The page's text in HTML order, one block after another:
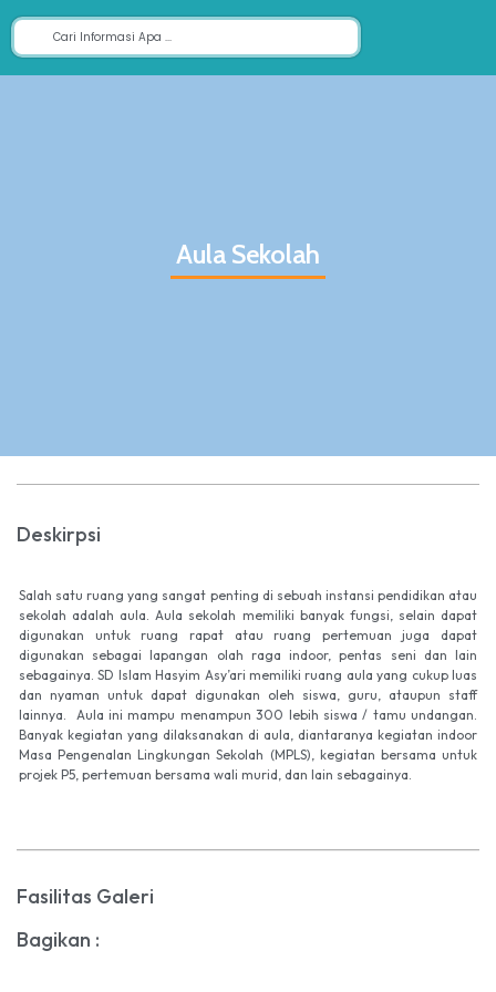
Aula Sekolah
Deskirpsi
Salah satu ruang yang sangat penting di sebuah instansi pendidikan atau
sekolah adalah aula. Aula sekolah memiliki banyak fungsi, selain dapat
digunakan untuk ruang rapat atau ruang pertemuan juga dapat
digunakan sebagai lapangan olah raga indoor, pentas seni dan lain
sebagainya. SD Islam Hasyim Asy’ari memiliki ruang aula yang cukup luas
dan nyaman untuk dapat digunakan oleh siswa, guru, ataupun staff
lainnya. Aula ini mampu menampun 300 lebih siswa / tamu undangan.
Banyak kegiatan yang dilaksanakan di aula, diantaranya kegiatan indoor
Masa Pengenalan Lingkungan Sekolah (MPLS), kegiatan bersama untuk
projek P5, pertemuan bersama wali murid, dan lain sebagainya.
Fasilitas Galeri
Bagikan :